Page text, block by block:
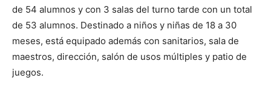
de 54 alumnos y con 3 salas del turno tarde con un total
de 53 alumnos. Destinado a niños y niñas de 18 a 30
meses, está equipado además con sanitarios, sala de
maestros, dirección, salón de usos múltiples y patio de
juegos.